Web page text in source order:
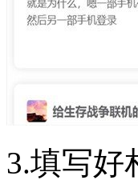
3.填写好